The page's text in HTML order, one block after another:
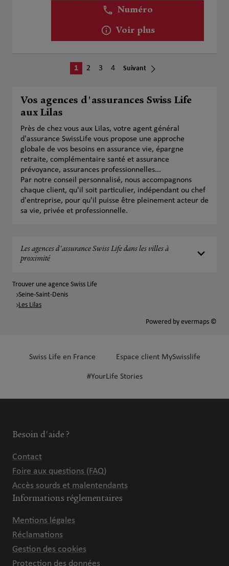
Numéro
Voir plus
1 2 3 4 Suivant
Vos agences d'assurances Swiss Life
aux Lilas
Près de chez vous aux Lilas, votre agent général
d'assurance SwissLife vous propose une approche
globale de vos besoins en assurance vie, épargne
retraite, complémentaire santé et assurance
prévoyance, assurances professionnelles...
Par notre conseil personnalisé, nous accompagnons
chaque client, qu'il soit particulier, indépendant ou chef
d'entreprise, pour qu'il puisse être pleinement acteur de
sa vie, privée et professionnelle.
Les agences d'assurance Swiss Life dans les villes à
proximité
Trouver une agence Swiss Life
Seine-Saint-Denis
Les Lilas
Powered by evermaps ©
Swiss Life en France Espace client MySwisslife
#YourLife Stories
Besoin d'aide ?
Contact
Foire aux questions (FAQ)
Accès sourds et malentendants
Informations réglementaires
Mentions légales
Réclamations
Gestion des cookies
Protection des données